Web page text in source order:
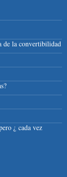
de la convertibilidad
¿ cada vez